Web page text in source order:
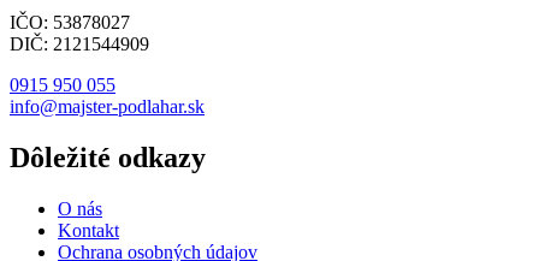
IČO: 53878027
DIČ: 2121544909
0915 950 055
info@majster-podlahar.sk
Dôležité odkazy
O nás
Kontakt
Ochrana osobných údajov